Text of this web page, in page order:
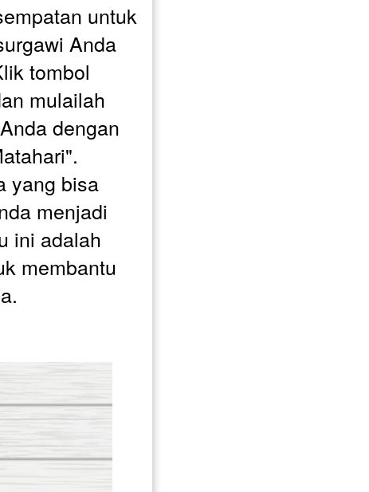
untuk
Anda
tombol
mulailah
dengan
yang bisa
menjadi
ini adalah
membantu